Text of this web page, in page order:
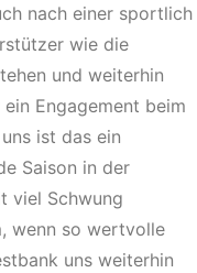
nach einer sportlich
wie die
und weiterhin
Engagement beim
ist das ein
Saison in der
viel Schwung
wenn so wertvolle
uns weiterhin